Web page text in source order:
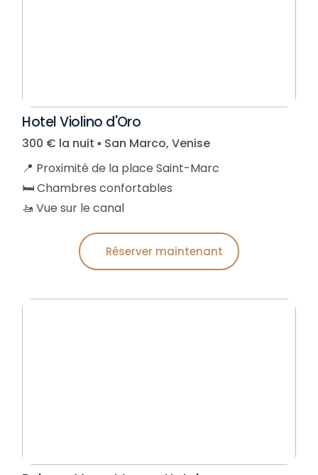
Hotel Violino d'Oro
300 € la nuit ▪︎ San Marco, Venise
📍 Proximité de la place Saint-Marc
🛏️ Chambres confortables
🚤 Vue sur le canal
Réserver maintenant